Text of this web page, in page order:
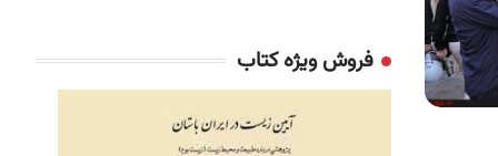
فروش ویژه کتاب